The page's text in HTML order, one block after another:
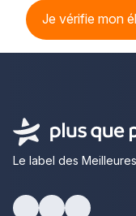
Je vérifie mon
Le label des